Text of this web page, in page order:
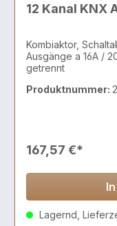
Kombiaktor,
Ausgänge a 16A /
getrennt
Produktnummer:
167,57 €*
Lagernd,